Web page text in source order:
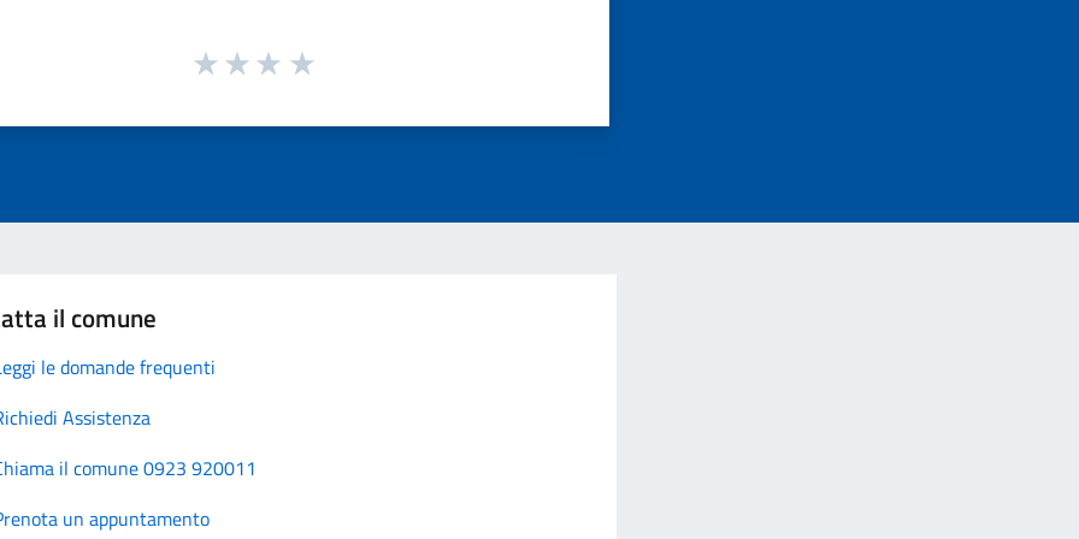
il comune
le domande frequenti
Assistenza
il comune 0923 920011
un appuntamento